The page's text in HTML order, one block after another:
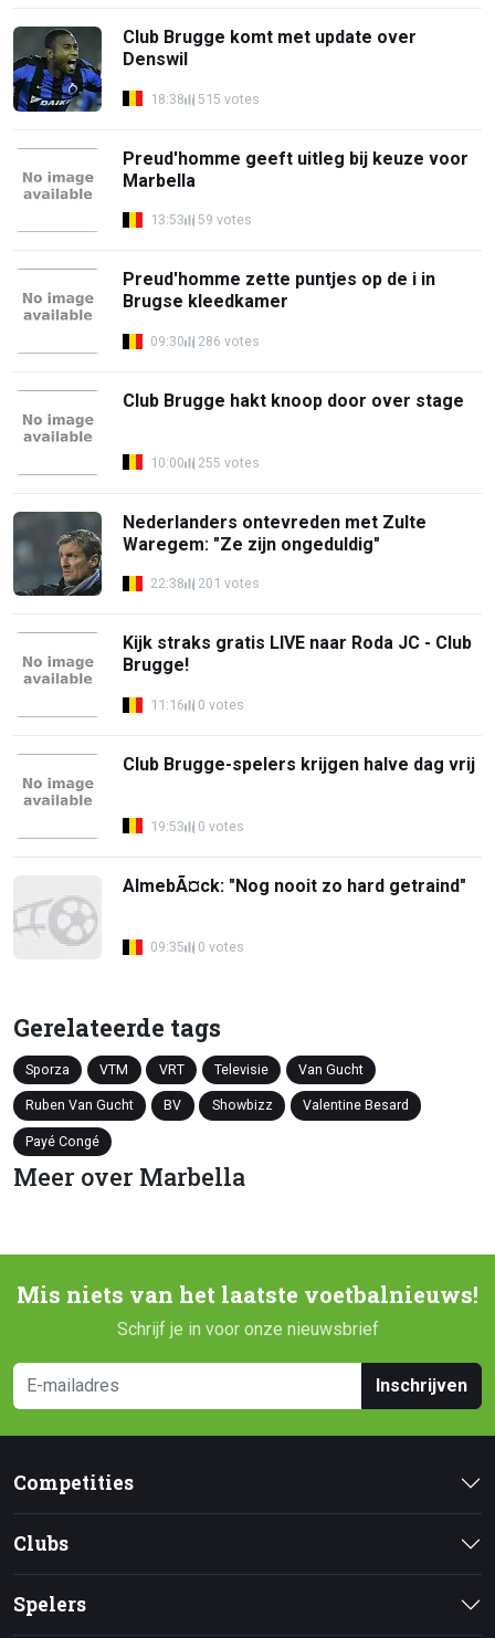
Club Brugge komt met update over
Denswil
18:38 515 votes
Preud'homme geeft uitleg bij keuze voor
Marbella
13:53 59 votes
Preud'homme zette puntjes op de i in
Brugse kleedkamer
09:30 286 votes
Club Brugge hakt knoop door over stage
10:00 255 votes
Nederlanders ontevreden met Zulte
Waregem: "Ze zijn ongeduldig"
22:38 201 votes
Kijk straks gratis LIVE naar Roda JC - Club
Brugge!
11:16 0 votes
Club Brugge-spelers krijgen halve dag vrij
19:53 0 votes
AlmebÃ¤ck: "Nog nooit zo hard getraind"
09:35 0 votes
Gerelateerde tags
Sporza VTM VRT Televisie Van Gucht
Ruben Van Gucht BV Showbizz Valentine Besard
Payé Congé
Meer over Marbella
Mis niets van het laatste voetbalnieuws!
Schrijf je in voor onze nieuwsbrief
Inschrijven
Competities
Clubs
Spelers